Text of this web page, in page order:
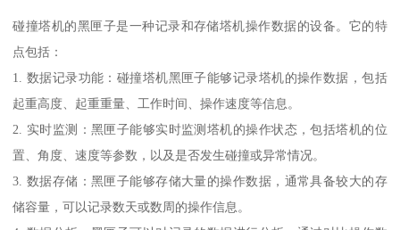
碰撞塔机的黑匣子是一种记录和存储塔机操作数据的设备。它的特
点包括：
1. 数据记录功能：碰撞塔机黑匣子能够记录塔机的操作数据，包括
起重高度、起重重量、工作时间、操作速度等信息。
2. 实时监测：黑匣子能够实时监测塔机的操作状态，包括塔机的位
置、角度、速度等参数，以及是否发生碰撞或异常情况。
3. 数据存储：黑匣子能够存储大量的操作数据，通常具备较大的存
储容量，可以记录数天或数周的操作信息。